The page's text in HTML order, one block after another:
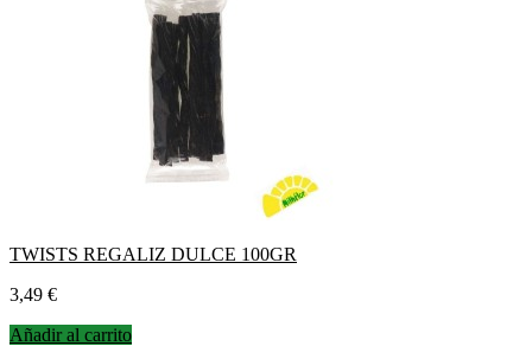
TWISTS REGALIZ DULCE 100GR
Precio
3,49 €
Añadir al carrito